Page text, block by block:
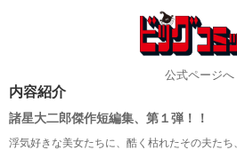
公式ページへ
内容紹介
諸星大二郎傑作短編集、第１弾！！
浮気好きな美女たちに、酷く枯れたその夫た